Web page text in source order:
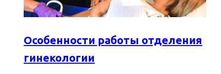
Особенности работы отделения
гинекологии